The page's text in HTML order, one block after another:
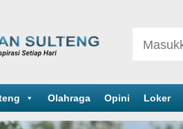
Olahraga Opini Loker